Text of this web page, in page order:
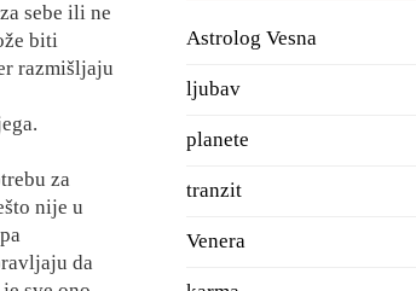
sebe ili ne
biti
razmišljaju
za
nije u
da
Astrolog Vesna
ljubav
planete
tranzit
Venera